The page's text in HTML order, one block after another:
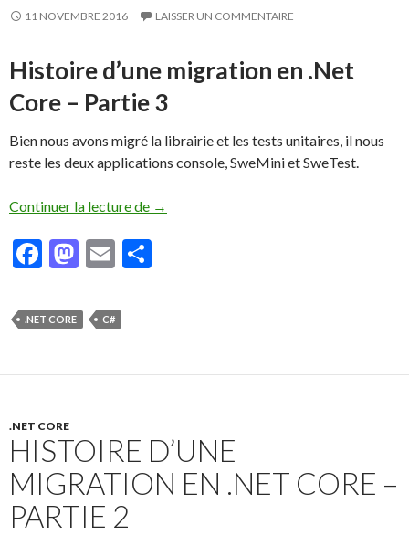
11 NOVEMBRE 2016 LAISSER UN COMMENTAIRE
Histoire d’une migration en .Net
Core – Partie 3
Bien nous avons migré la librairie et les tests unitaires, il nous
reste les deux applications console, SweMini et SweTest.
Continuer la lecture de Histoire d’une migration en .NET Core –
→
F
e
b
o
k
M
to
d
o
E
ai
l
er
.NET CORE C#
.NET CORE
HISTOIRE D’UNE
MIGRATION EN .NET CORE –
PARTIE 2